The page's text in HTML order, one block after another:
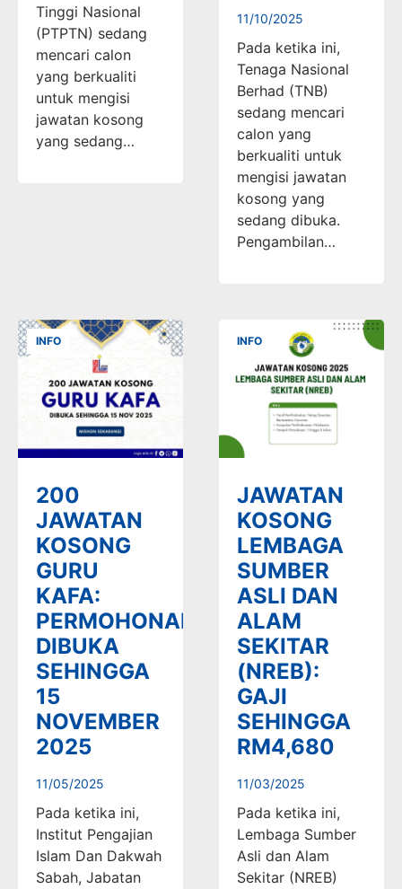
Tinggi Nasional
(PTPTN) sedang
mencari calon
yang berkualiti
untuk mengisi
jawatan kosong
yang sedang…
11/10/2025
Pada ketika ini,
Tenaga Nasional
Berhad (TNB)
sedang mencari
calon yang
berkualiti untuk
mengisi jawatan
kosong yang
sedang dibuka.
Pengambilan…
INFO
200
JAWATAN
KOSONG
GURU
KAFA:
PERMOHONAN
DIBUKA
SEHINGGA
15
NOVEMBER
2025
11/05/2025
Pada ketika ini,
Institut Pengajian
Islam Dan Dakwah
Sabah, Jabatan
INFO
JAWATAN
KOSONG
LEMBAGA
SUMBER
ASLI DAN
ALAM
SEKITAR
(NREB):
GAJI
SEHINGGA
RM4,680
11/03/2025
Pada ketika ini,
Lembaga Sumber
Asli dan Alam
Sekitar (NREB)